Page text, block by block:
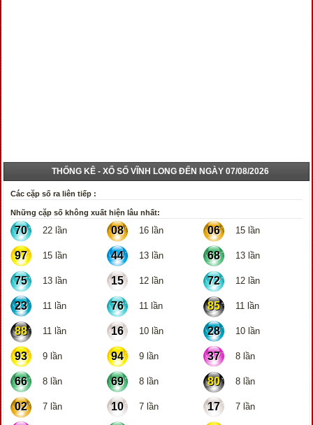
THỐNG KÊ - XỔ SỐ VĨNH LONG ĐẾN NGÀY 07/08/2026
Các cặp số ra liên tiếp :
Những cặp số không xuất hiện lâu nhất:
70 22 lần 08 16 lần 06 15 lần
97 15 lần 44 13 lần 68 13 lần
75 13 lần 15 12 lần 72 12 lần
23 11 lần 76 11 lần 85 11 lần
88 11 lần 16 10 lần 28 10 lần
93 9 lần 94 9 lần 37 8 lần
66 8 lần 69 8 lần 80 8 lần
02 7 lần 10 7 lần 17 7 lần